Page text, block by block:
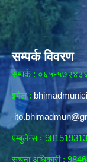
सम्पर्क विवरण
सम्पर्क : ०६५-
इमेल :
एम्बुलेन्स ः
सूचना अधिकारी :